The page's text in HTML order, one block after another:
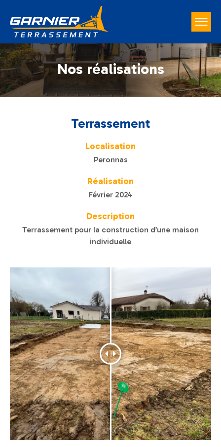
Nos réalisations
Terrassement
Localisation
Peronnas
Réalisation
Février 2024
Description
Terrassement pour la construction d’une maison
individuelle